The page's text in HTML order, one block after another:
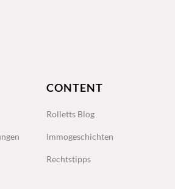
CONTENT
Rolletts Blog
Immogeschichten
Rechtstipps